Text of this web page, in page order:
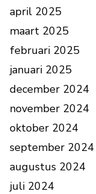
april 2025
maart 2025
februari 2025
januari 2025
december 2024
november 2024
oktober 2024
september 2024
augustus 2024
juli 2024